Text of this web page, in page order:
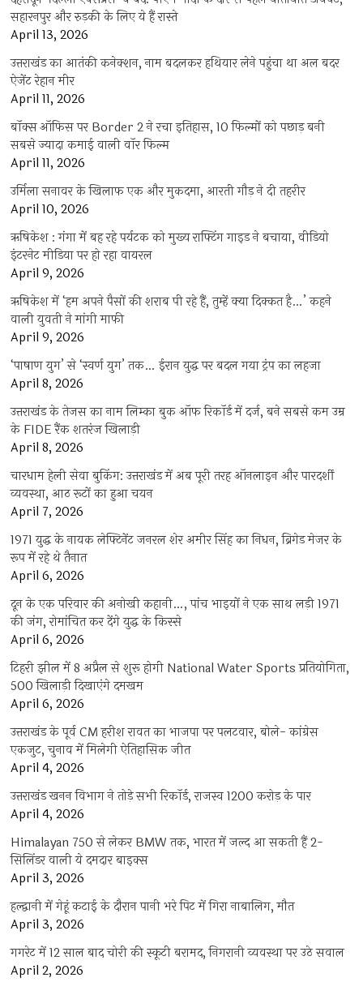
सहारनपुर और रुड़की के लिए ये हैं रास्ते
April 13, 2026
उत्तराखंड का आतंकी कनेक्शन, नाम बदलकर हथियार लेने पहुंचा था अल बदर
ऐजेंट रेहान मीर
April 11, 2026
बॉक्स ऑफिस पर Border 2 ने रचा इतिहास, 10 फिल्मों को पछाड़ बनी
सबसे ज्यादा कमाई वाली वॉर फिल्म
April 11, 2026
उर्मिला सनावर के खिलाफ एक और मुकदमा, आरती गौड़ ने दी तहरीर
April 10, 2026
ऋषिकेश : गंगा में बह रहे पर्यटक को मुख्य राफ्टिंग गाइड ने बचाया, वीडियो
इंटरनेट मीडिया पर हो रहा वायरल
April 9, 2026
ऋषिकेश में ‘हम अपने पैसों की शराब पी रहे हैं, तुम्हें क्या दिक्कत है…’ कहने
वाली युवती ने मांगी माफी
April 9, 2026
‘पाषाण युग’ से ‘स्वर्ण युग’ तक… ईरान युद्ध पर बदल गया ट्रंप का लहजा
April 8, 2026
उत्तराखंड के तेजस का नाम लिम्का बुक ऑफ रिकॉर्ड में दर्ज, बने सबसे कम उम्र
के FIDE रैंक शतरंज खिलाड़ी
April 8, 2026
चारधाम हेली सेवा बुकिंग: उत्तराखंड में अब पूरी तरह ऑनलाइन और पारदर्शी
व्यवस्था, आठ रूटों का हुआ चयन
April 7, 2026
1971 युद्ध के नायक लेफ्टिनेंट जनरल शेर अमीर सिंह का निधन, ब्रिगेड मेजर के
रूप में रहे थे तैनात
April 6, 2026
दून के एक परिवार की अनोखी कहानी…, पांच भाइयों ने एक साथ लड़ी 1971
की जंग, रोमांचित कर देंगे युद्ध के किस्से
April 6, 2026
टिहरी झील में 8 अप्रैल से शुरू होगी National Water Sports प्रतियोगिता,
500 खिलाड़ी दिखाएंगे दमखम
April 6, 2026
उत्तराखंड के पूर्व CM हरीश रावत का भाजपा पर पलटवार, बोले- कांग्रेस
एकजुट, चुनाव में मिलेगी ऐतिहासिक जीत
April 4, 2026
उत्तराखंड खनन विभाग ने तोड़े सभी रिकॉर्ड, राजस्व 1200 करोड़ के पार
April 4, 2026
Himalayan 750 से लेकर BMW तक, भारत में जल्द आ सकती हैं 2-
सिलिंडर वाली ये दमदार बाइक्स
April 3, 2026
हल्द्वानी में गेहूं कटाई के दौरान पानी भरे पिट में गिरा नाबालिग, मौत
April 3, 2026
गगरेट में 12 साल बाद चोरी की स्कूटी बरामद, निगरानी व्यवस्था पर उठे सवाल
April 2, 2026